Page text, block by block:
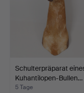
Schulterpräparat
Kuhantilopen-Bullen…
5 Tage